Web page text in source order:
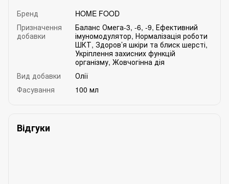
Бренд
HOME FOOD
Призначення
добавки
Баланс Омега-3, -6, -9, Ефективний
імуномодулятор, Нормалізація роботи
ШКТ, Здоров’я шкіри та блиск шерсті,
Укріплення захисних функцій
організму, Жовчогінна дія
Вид добавки
Олії
Фасування
100 мл
Відгуки